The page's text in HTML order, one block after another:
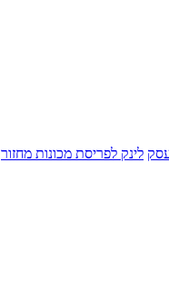
לינק לפריסת מכונות מחזור